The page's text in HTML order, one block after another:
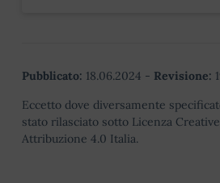
Pubblicato: 18.06.2024 - Revisione:
Eccetto dove diversamente
stato rilasciato sotto Licenza
Attribuzione 4.0 Italia.